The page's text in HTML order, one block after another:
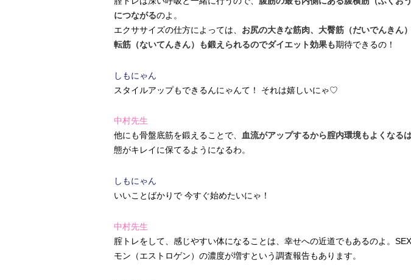
につながるのよ。
エクササイズの仕方によっては、 お尻の大きな筋肉、大臀筋（だいでんきん
転筋（ないてんきん）も鍛えられるのでダイエット効果も期待できるの！
しもにゃん
スタイルアップもできるんにゃんて！ それは嬉しいにゃ♡
中村先生
他にも骨盤底筋を鍛えることで、 血流がアップするから腟内環境もよくなるは
態がキレイに保てるようになるわ。
しもにゃん
いいことばかりで 今すぐ始めたいにゃ！
中村先生
腟トレをして、感じやすい体になることは、幸せへの近道でもあるのよ。
モン（エストロゲン）の濃度が増すという調査報告もあります。